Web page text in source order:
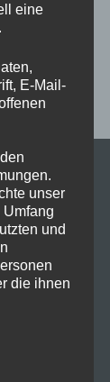
der
der
die
eine
E-Mail-
unser
Umfang
und
die ihnen